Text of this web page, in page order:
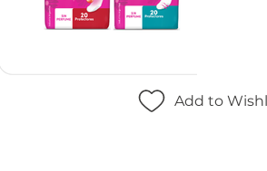
Add to